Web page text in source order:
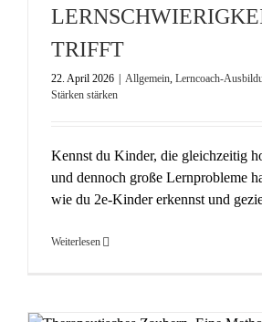
TRIFFT
22. April 2026 Allgemein, Lerncoach-
Stärken stärken
Kennst du Kinder, die gleichzeitig
und dennoch große Lernprobleme
wie du 2e-Kinder erkennst und
Weiterlesen